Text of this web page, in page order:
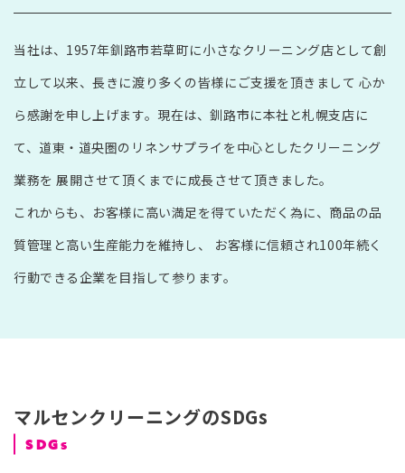
当社は、1957年釧路市若草町に小さなクリーニング店として創
立して以来、長きに渡り多くの皆様にご支援を頂きまして 心か
ら感謝を申し上げます。現在は、釧路市に本社と札幌支店に
て、道東・道央圏のリネンサプライを中心としたクリーニング
業務を 展開させて頂くまでに成長させて頂きました。
これからも、お客様に高い満足を得ていただく為に、商品の品
質管理と高い生産能力を維持し、 お客様に信頼され100年続く
行動できる企業を目指して参ります。
マルセンクリーニングのSDGs
SDGs